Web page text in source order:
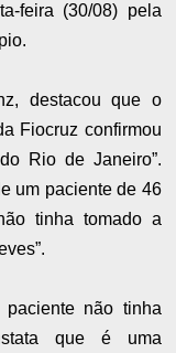
feira (30/08) pela
destacou que o
Fiocruz confirmou
Rio de Janeiro”.
um paciente de 46
tinha tomado a
paciente não tinha
que é uma